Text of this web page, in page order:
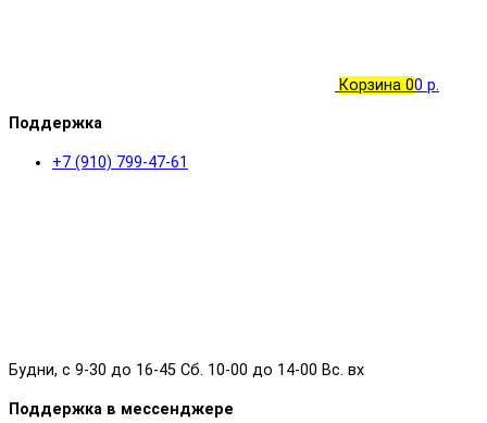
Корзина 00 р.
Поддержка
+7 (910) 799-47-61
Будни, с 9-30 до 16-45 Сб. 10-00 до 14-00 Вс. вх
Поддержка в мессенджере